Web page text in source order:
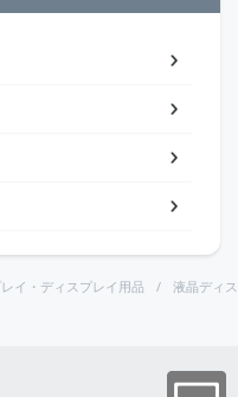
イ・ディスプレイ用品 液晶ディ